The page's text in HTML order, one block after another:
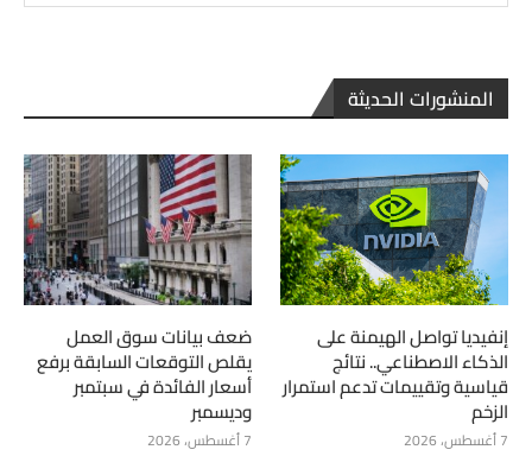
المنشورات الحديثة
إنفيديا تواصل الهيمنة على
الذكاء الاصطناعي.. نتائج
قياسية وتقييمات تدعم استمرار
الزخم
7 أغسطس، 2026
ضعف بيانات سوق العمل
يقلص التوقعات السابقة برفع
أسعار الفائدة في سبتمبر
وديسمبر
7 أغسطس، 2026